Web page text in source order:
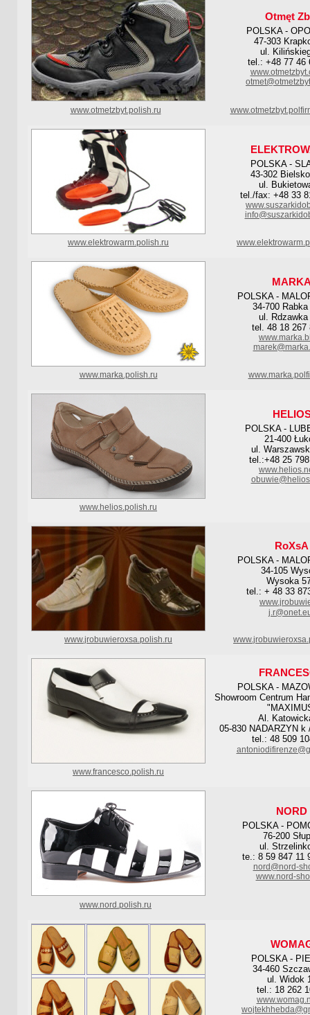
Otmęt
POLSKA -
47-303
ul.
tel.: +48 77 46
www.otmetzbyt.polish.ru
POLSKA -
43-302
ul.
tel./fax: +48 33
www.elektrowarm.polish.ru
POLSKA -
34-700
ul. Rdzawka
tel. 48 18 267
www.marka.polish.ru
POLSKA -
21-400
ul.
tel.:+48 25
www.helios.polish.ru
RoXsA
POLSKA -
34-105
Wysoka
tel.: + 48 33
www.jrobuwieroxsa.polish.ru
POLSKA -
Showroom Centrum
Al.
05-830 NADARZYN k
tel.: 48 509
www.francesco.polish.ru
NORD
POLSKA -
76-200
ul.
te.: 8 59 847 11
nord@nord-
www.nord-
www.nord.polish.ru
POLSKA -
34-460
ul. Widok
tel.: 18 262